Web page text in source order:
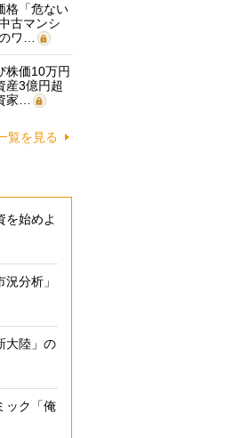
格「危ない
古マンシ
ワ…
株価10万円
産3億円超
家…
覧を見る
を始めよ
分析」
大陸」の
ック「俺